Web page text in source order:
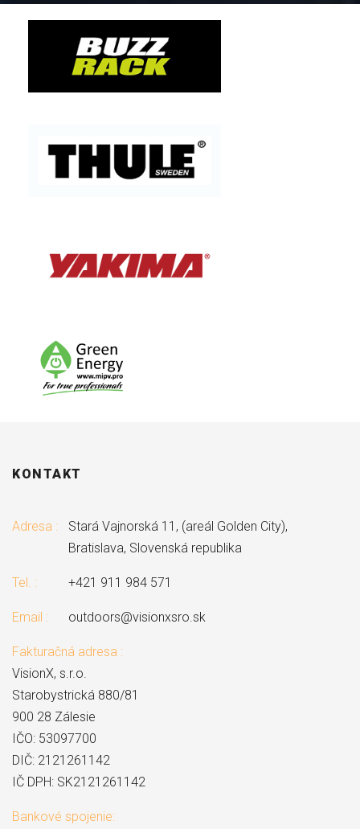
KONTAKT
Adresa :
Stará Vajnorská 11, (areál Golden City),
Bratislava, Slovenská republika
Tel. : +421 911 984 571
Email : outdoors@visionxsro.sk
Fakturačná adresa :
VisionX, s.r.o.
Starobystrická 880/81
900 28 Zálesie
IČO: 53097700
DIČ: 2121261142
IČ DPH: SK2121261142
Bankové spojenie: